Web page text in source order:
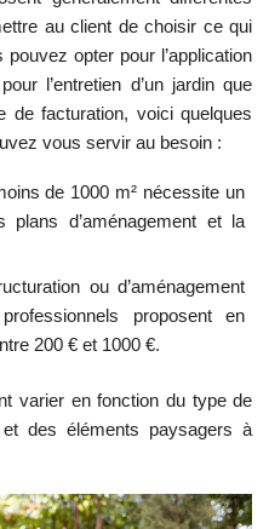
au client de choisir ce qui
opter pour l’application
l’entretien d’un jardin que
de facturation, voici quelques
vous servir au besoin :
de 1000 m² nécessite un
d’aménagement et la
ou d’aménagement
proposent en
200 € et 1000 €.
varier en fonction du type de
des éléments paysagers à